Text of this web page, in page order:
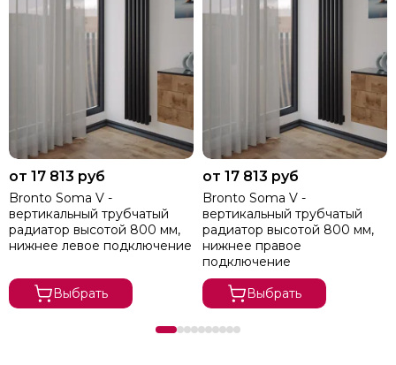
от 17 813 руб
Bronto Soma V -
вертикальный трубчатый
радиатор высотой 800 мм,
нижнее левое подключение
Выбрать
от 17 813 руб
Bronto Soma V -
вертикальный трубчатый
радиатор высотой 800 мм,
нижнее правое
подключение
Выбрать